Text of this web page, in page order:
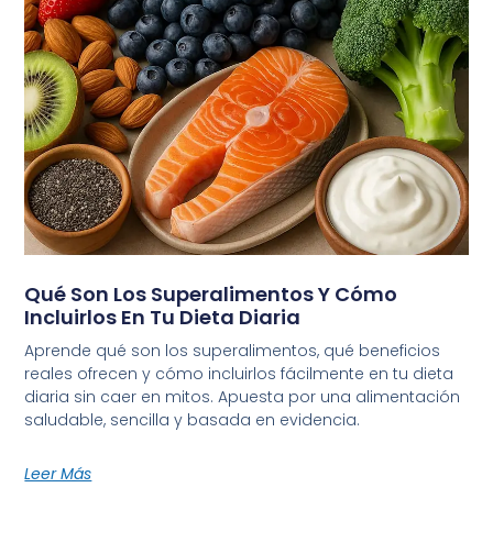
Qué Son Los Superalimentos Y Cómo
Incluirlos En Tu Dieta Diaria
Aprende qué son los superalimentos, qué beneficios
reales ofrecen y cómo incluirlos fácilmente en tu dieta
diaria sin caer en mitos. Apuesta por una alimentación
saludable, sencilla y basada en evidencia.
Leer Más